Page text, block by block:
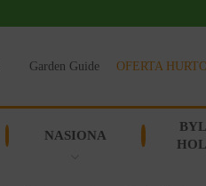
Garden Guide OFERTA
NASIONA